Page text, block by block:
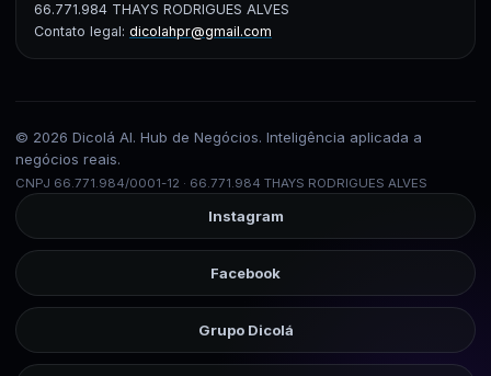
66.771.984 THAYS RODRIGUES ALVES
Contato legal: dicolahpr@gmail.com
© 2026 Dicolá AI. Hub de Negócios. Inteligência aplicada a
negócios reais.
CNPJ 66.771.984/0001-12 · 66.771.984 THAYS RODRIGUES ALVES
Instagram
Facebook
Grupo Dicolá